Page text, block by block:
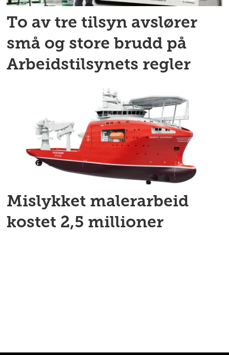
To av tre tilsyn avslører
små og store brudd på
Arbeidstilsynets regler
Mislykket malerarbeid
kostet 2,5 millioner